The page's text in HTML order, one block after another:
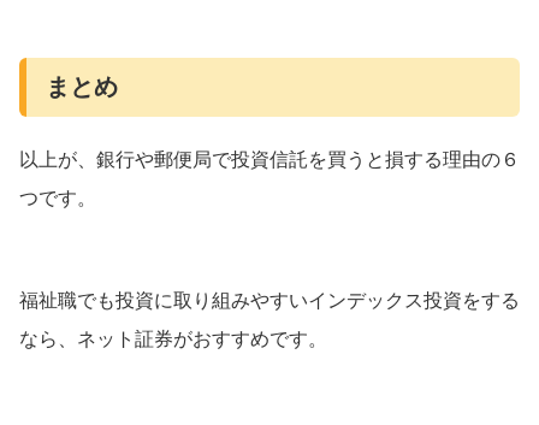
まとめ
以上が、銀行や郵便局で投資信託を買うと損する理由の６
つです。
福祉職でも投資に取り組みやすいインデックス投資をする
なら、ネット証券がおすすめです。